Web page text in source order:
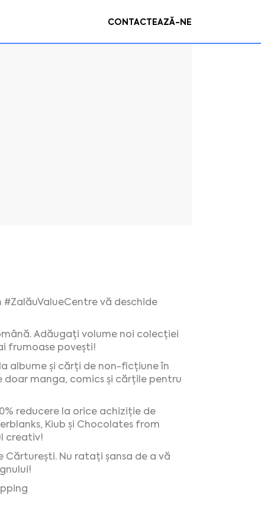
CONTACTEAZĂ-NE
#ZalăuValueCentrevă deschide
Adăugați volume noi colecției
frumoase povești!
albume și cărți de non-ficțiune în
doar manga, comics și cărțile pentru
reducere la orice achiziție de
Kiub și Chocolates from
creativ!
Cărturești. Nu ratați șansa de a vă